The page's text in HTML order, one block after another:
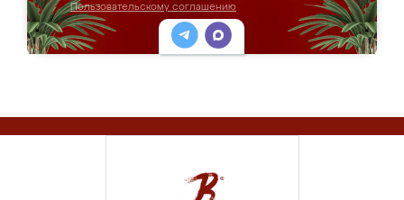
Пользовательскому соглашению